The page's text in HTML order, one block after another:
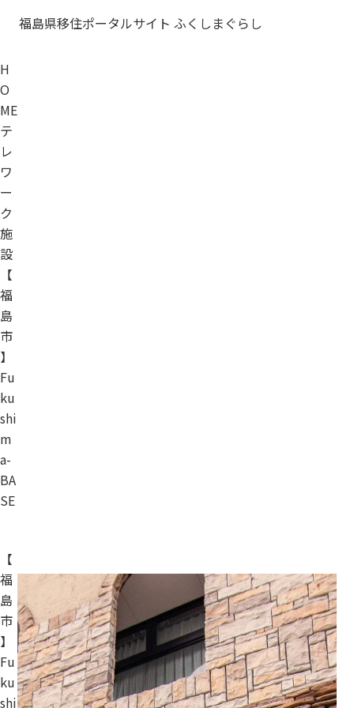
福島県移住ポータルサイト ふくしまぐらし
H
O
ME
テ
レ
ワ
ー
ク
施
設
【
福
島
市
】
Fu
ku
shi
m
a-
BA
SE
【
福
島
市
】
Fu
ku
shi